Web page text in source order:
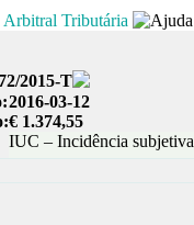
Arbitral Tributária
2015-T
2016-03-12
€ 1.374,55
IUC – Incidência subjetiva